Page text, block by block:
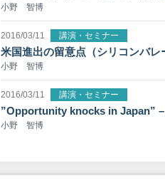
小野 智博
2016/03/11 講演・セミナー
米国進出の留意点（シリコンバレ
小野 智博
2016/03/11 講演・セミナー
”Opportunity knocks in Japan”
小野 智博